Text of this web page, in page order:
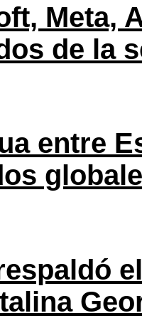
Meta,
de la
entre